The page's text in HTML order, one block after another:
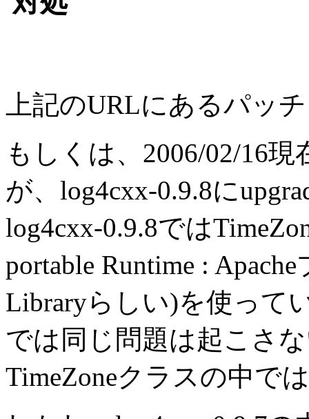
上記のURLにあるパッ
もしくは、2006/02/16
が、log4cxx-0.9.8に
log4cxx-0.9.8では
portable Runtime :
Libraryらしい)を使って
では同じ問題は起こさ
TimeZoneクラスの中で